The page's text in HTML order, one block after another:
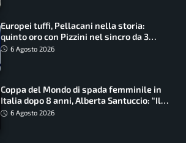
Europei tuffi, Pellacani nella storia:
quinto oro con Pizzini nel sincro da 3
metri
6 Agosto 2026
Coppa del Mondo di spada femminile in
Italia dopo 8 anni, Alberta Santuccio: “Il
lavoro dà sempre i suoi frutti”
6 Agosto 2026